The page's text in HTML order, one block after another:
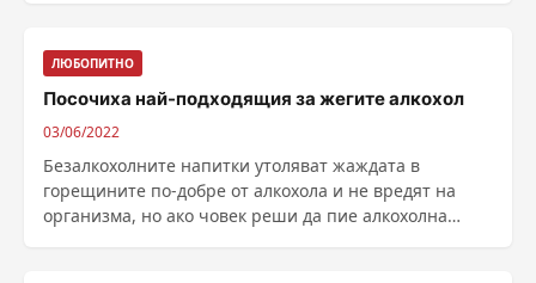
ЛЮБОПИТНО
Посочиха най-подходящия за жегите алкохол
03/06/2022
Безалкохолните напитки утоляват жаждата в
горещините по-добре от алкохола и не вредят на
организма, но ако човек реши да пие алкохолна